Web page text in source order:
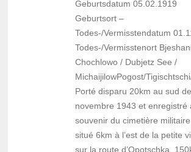
Geburtsdatum 05.02.1919
Geburtsort –
Todes-/Vermisstendatum
Todes-/Vermisstenort
Chochlowo / Dubjetz See /
MichaijilowPogost/
Porté disparu 20km au sud
novembre 1943 et enregistré
souvenir du cimetière
situé 6km à l’est de la petite
sur la route d’Opotschka,